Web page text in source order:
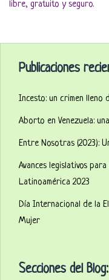
libre, gratuito y seguro.
Publicaciones
Incesto: un crimen lleno
Aborto en Venezuela:
Entre Nosotras (2023):
Avances legislativos
Latinoamérica 2023
Día Internacional de la
Mujer
Secciones del Blog: